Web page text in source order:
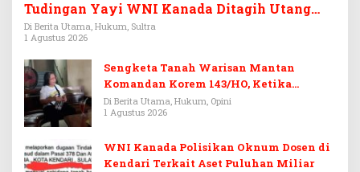
Tudingan Yayi WNI Kanada Ditagih Utang
Rp3,6 Miliar
Di Berita Utama, Hukum, Sultra
1 Agustus 2026
Sengketa Tanah Warisan Mantan
Komandan Korem 143/HO, Ketika
Warisan Menjadi Arena Pemerasan
Di Berita Utama, Hukum, Opini
1 Agustus 2026
WNI Kanada Polisikan Oknum Dosen di
Kendari Terkait Aset Puluhan Miliar